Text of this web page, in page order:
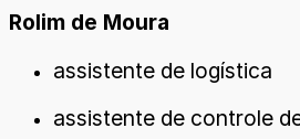
Rolim de Moura
assistente de logística
assistente de controle